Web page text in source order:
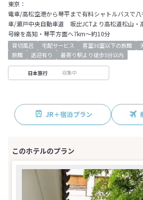
東京：
電車/高松空港から琴平まで有料シャトルバスで
車/瀬戸中央自動車道 坂出JCTより高松道松山・
号線を高知・琴平方面へ7km～約10分
貸切風呂 宅配サービス 客室30室以下の旅館
旅館
送迎有り 最寄り駅より徒歩5分以内
日本旅行 収集中
JR＋宿泊プラン